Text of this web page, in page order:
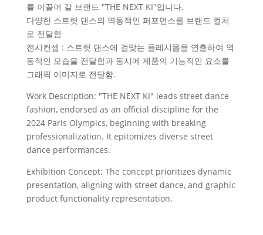
를 이끌어 갈 브랜드 "THE NEXT KI"입니다.
다양한 스트릿 댄스의 역동적인 퍼포먼스를 브랜드 컬처
로 전달함
전시컨셉 : 스트릿 댄스에 걸맞는 플레시몹을 연출하여 역
동적인 모습을 전달함과 동시에 제품의 기능적인 요소를
그래픽 이미지로 전달함.
Work Description: "THE NEXT KI" leads street dance
fashion, endorsed as an official discipline for the
2024 Paris Olympics, beginning with breaking
professionalization. It epitomizes diverse street
dance performances.
Exhibition Concept: The concept prioritizes dynamic
presentation, aligning with street dance, and graphic
product functionality representation.